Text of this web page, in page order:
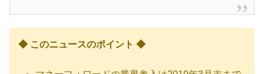
◆ このニュースのポイント ◆